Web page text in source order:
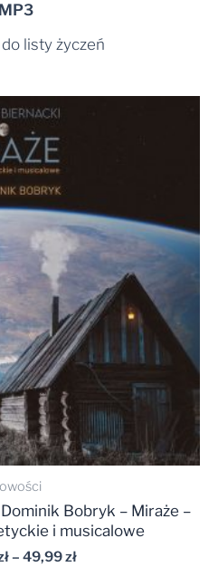
MP3
do listy życzeń
Odtwarzacz
plików
dźwiękowych
Bobryk – Miraże –
i musicalowe
– 49,99zł